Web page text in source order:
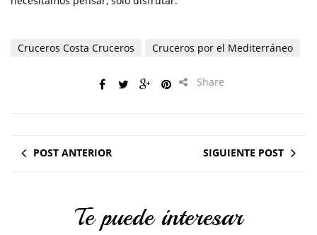
Cruceros Costa Cruceros Cruceros por el Mediterráneo
Share
POST ANTERIOR SIGUIENTE POST
Te puede interesar